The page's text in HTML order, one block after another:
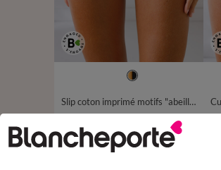
42/44
Slip coton imprimé motifs "abeilles" assortis – Lot de 4
19,96 € les 4
-50% dès 2 art Code 899013